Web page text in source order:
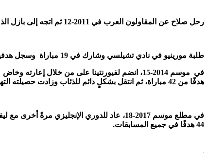
رحل صلاح عن المقاولون العرب في 2011-12 ثم اتجه إلى بازل الذي قضى فيه موسمًا ونصف، وشارك في هذه الفترة في 79 مباراة وسجل 20 هدفًا، منهم 7 أهداف في دوري أبطال أوروبا.
طلبة مورينيو في نادي تشيلسي وشارك في 19 مباراة وسجل هدفين.
هدفًا من 42 مباراة، ثم انتقل بشكلٍ دائم للذئاب وزادت حصيلته التهديفية في الموسم الثاني حيث بلغت 19 هدفًا في 41 مباراة.
44 هدفًا في جميع المسابقات.